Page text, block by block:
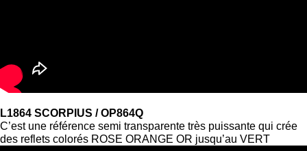
L1864 SCORPIUS / OP864Q
C’est une référence semi transparente très puissante qui crée
des reflets colorés ROSE ORANGE OR jusqu’au VERT